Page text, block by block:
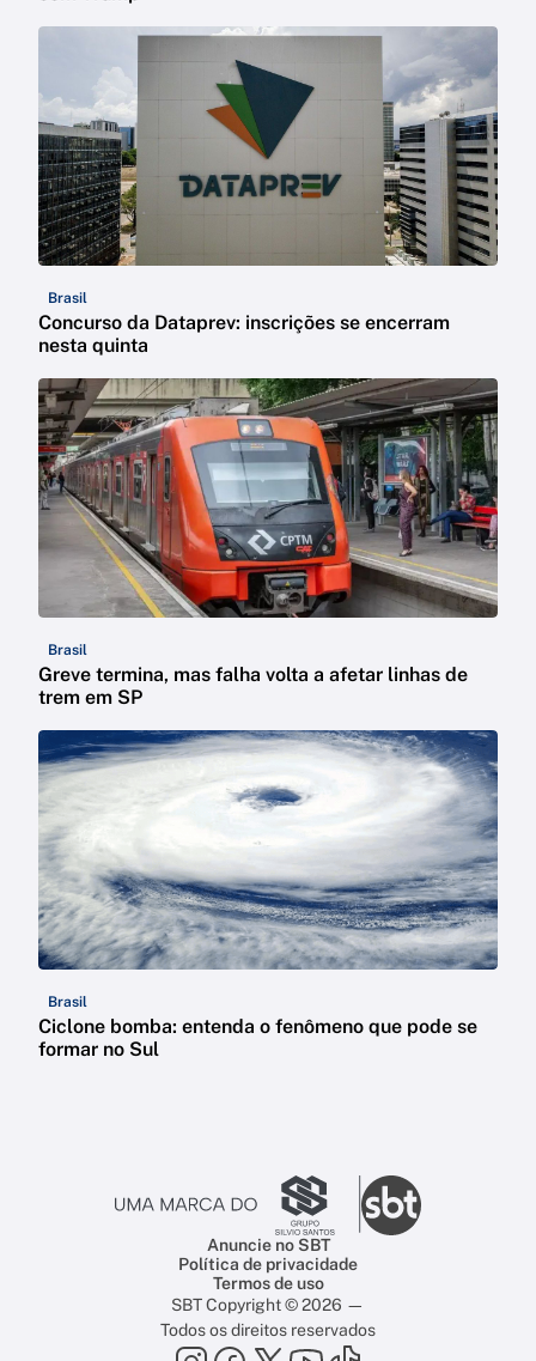
Brasil
Concurso da Dataprev: inscrições se encerram
nesta quinta
Brasil
Greve termina, mas falha volta a afetar linhas de
trem em SP
Brasil
Ciclone bomba: entenda o fenômeno que pode se
formar no Sul
Anuncie no SBT
Política de privacidade
Termos de uso
SBT Copyright © 2026 —
Todos os direitos reservados